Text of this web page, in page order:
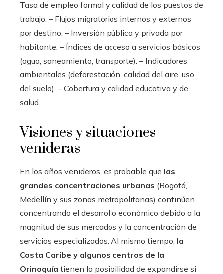
Tasa de empleo formal y calidad de los puestos de
trabajo. – Flujos migratorios internos y externos
por destino. – Inversión pública y privada por
habitante. – Índices de acceso a servicios básicos
(agua, saneamiento, transporte). – Indicadores
ambientales (deforestación, calidad del aire, uso
del suelo). – Cobertura y calidad educativa y de
salud.
Visiones y situaciones
venideras
En los años venideros, es probable que las
grandes concentraciones urbanas (Bogotá,
Medellín y sus zonas metropolitanas) continúen
concentrando el desarrollo económico debido a la
magnitud de sus mercados y la concentración de
servicios especializados. Al mismo tiempo, la
Costa Caribe y algunos centros de la
Orinoquía tienen la posibilidad de expandirse si